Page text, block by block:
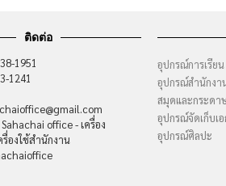
ติดต่อ
1951
1241
office - เครื่อง
องใช้สำนักงาน
อุปกรณ์การเรียน
อุปกรณ์สำนักงา
สมุดและกระดา
อุปกรณ์จัดเก็บเ
อุปกรณ์ศิลปะ